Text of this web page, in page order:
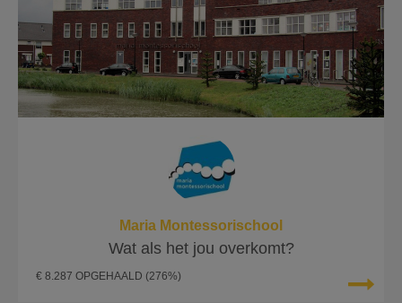
Maria Montessorischool
Wat als het jou overkomt?
€ 8.287 OPGEHAALD (276%)